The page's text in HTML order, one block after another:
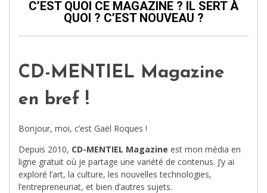
C’EST QUOI CE MAGAZINE ? IL SERT À
QUOI ? C’EST NOUVEAU ?
CD-MENTIEL Magazine
en bref !
Bonjour, moi, c’est Gaël Roques !
Depuis 2010, CD-MENTIEL Magazine est mon média en
ligne gratuit où je partage une variété de contenus. J’y ai
exploré l’art, la culture, les nouvelles technologies,
l’entrepreneuriat, et bien d’autres sujets.